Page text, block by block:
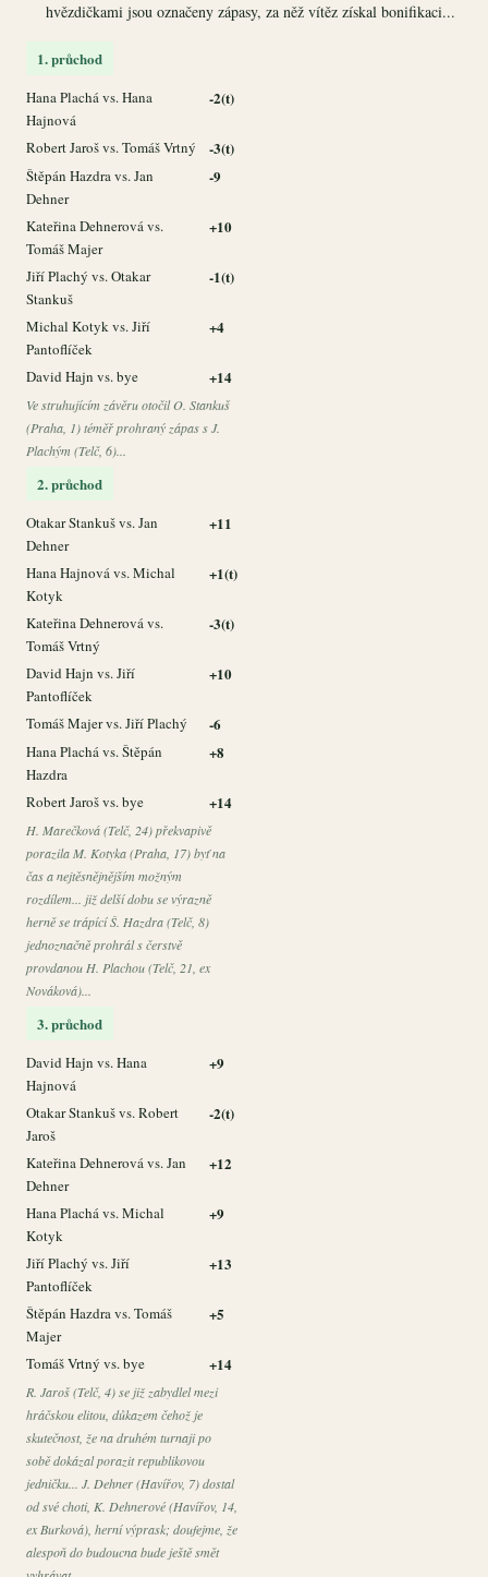
hvězdičkami jsou označeny zápasy, za něž vítěz získal bonifikaci...
1. průchod
Hana Plachá vs. Hana
Hajnová
-2(t)
Robert Jaroš vs. Tomáš Vrtný -3(t)
Štěpán Hazdra vs. Jan
Dehner
-9
Kateřina Dehnerová vs.
Tomáš Majer
+10
Jiří Plachý vs. Otakar
Stankuš
-1(t)
Michal Kotyk vs. Jiří
Pantoflíček
+4
David Hajn vs. bye +14
Ve struhujícím závěru otočil O. Stankuš
(Praha, 1) téměř prohraný zápas s J.
Plachým (Telč, 6)...
2. průchod
Otakar Stankuš vs. Jan
Dehner
+11
Hana Hajnová vs. Michal
Kotyk
+1(t)
Kateřina Dehnerová vs.
Tomáš Vrtný
-3(t)
David Hajn vs. Jiří
Pantoflíček
+10
Tomáš Majer vs. Jiří Plachý -6
Hana Plachá vs. Štěpán
Hazdra
+8
Robert Jaroš vs. bye +14
H. Marečková (Telč, 24) překvapivě
porazila M. Kotyka (Praha, 17) byť na
čas a nejtěsnějnějším možným
rozdílem... již delší dobu se výrazně
herně se trápící Š. Hazdra (Telč, 8)
jednoznačně prohrál s čerstvě
provdanou H. Plachou (Telč, 21, ex
Nováková)...
3. průchod
David Hajn vs. Hana
Hajnová
+9
Otakar Stankuš vs. Robert
Jaroš
-2(t)
Kateřina Dehnerová vs. Jan
Dehner
+12
Hana Plachá vs. Michal
Kotyk
+9
Jiří Plachý vs. Jiří
Pantoflíček
+13
Štěpán Hazdra vs. Tomáš
Majer
+5
Tomáš Vrtný vs. bye +14
R. Jaroš (Telč, 4) se již zabydlel mezi
hráčskou elitou, důkazem čehož je
skutečnost, že na druhém turnaji po
sobě dokázal porazit republikovou
jedničku... J. Dehner (Havířov, 7) dostal
od své choti, K. Dehnerové (Havířov, 14,
ex Burková), herní výprask; doufejme, že
alespoň do budoucna bude ještě smět